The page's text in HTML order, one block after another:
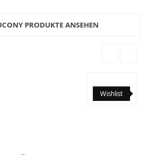
PRODUKTE ANSEHEN
Wishlist